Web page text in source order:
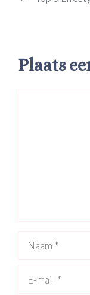
Plaats
mail